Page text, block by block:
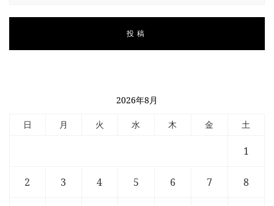
2026年8月
日 月 火 水 木 金 土
1
2 3 4 5 6 7 8